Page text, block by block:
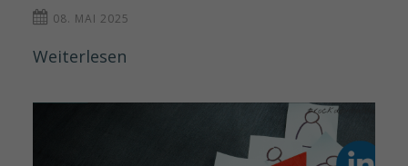
08. MAI 2025
Weiterlesen